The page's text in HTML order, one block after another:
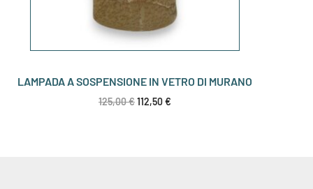
LAMPADA A SOSPENSIONE IN VETRO DI MURANO
125,00€112,50€